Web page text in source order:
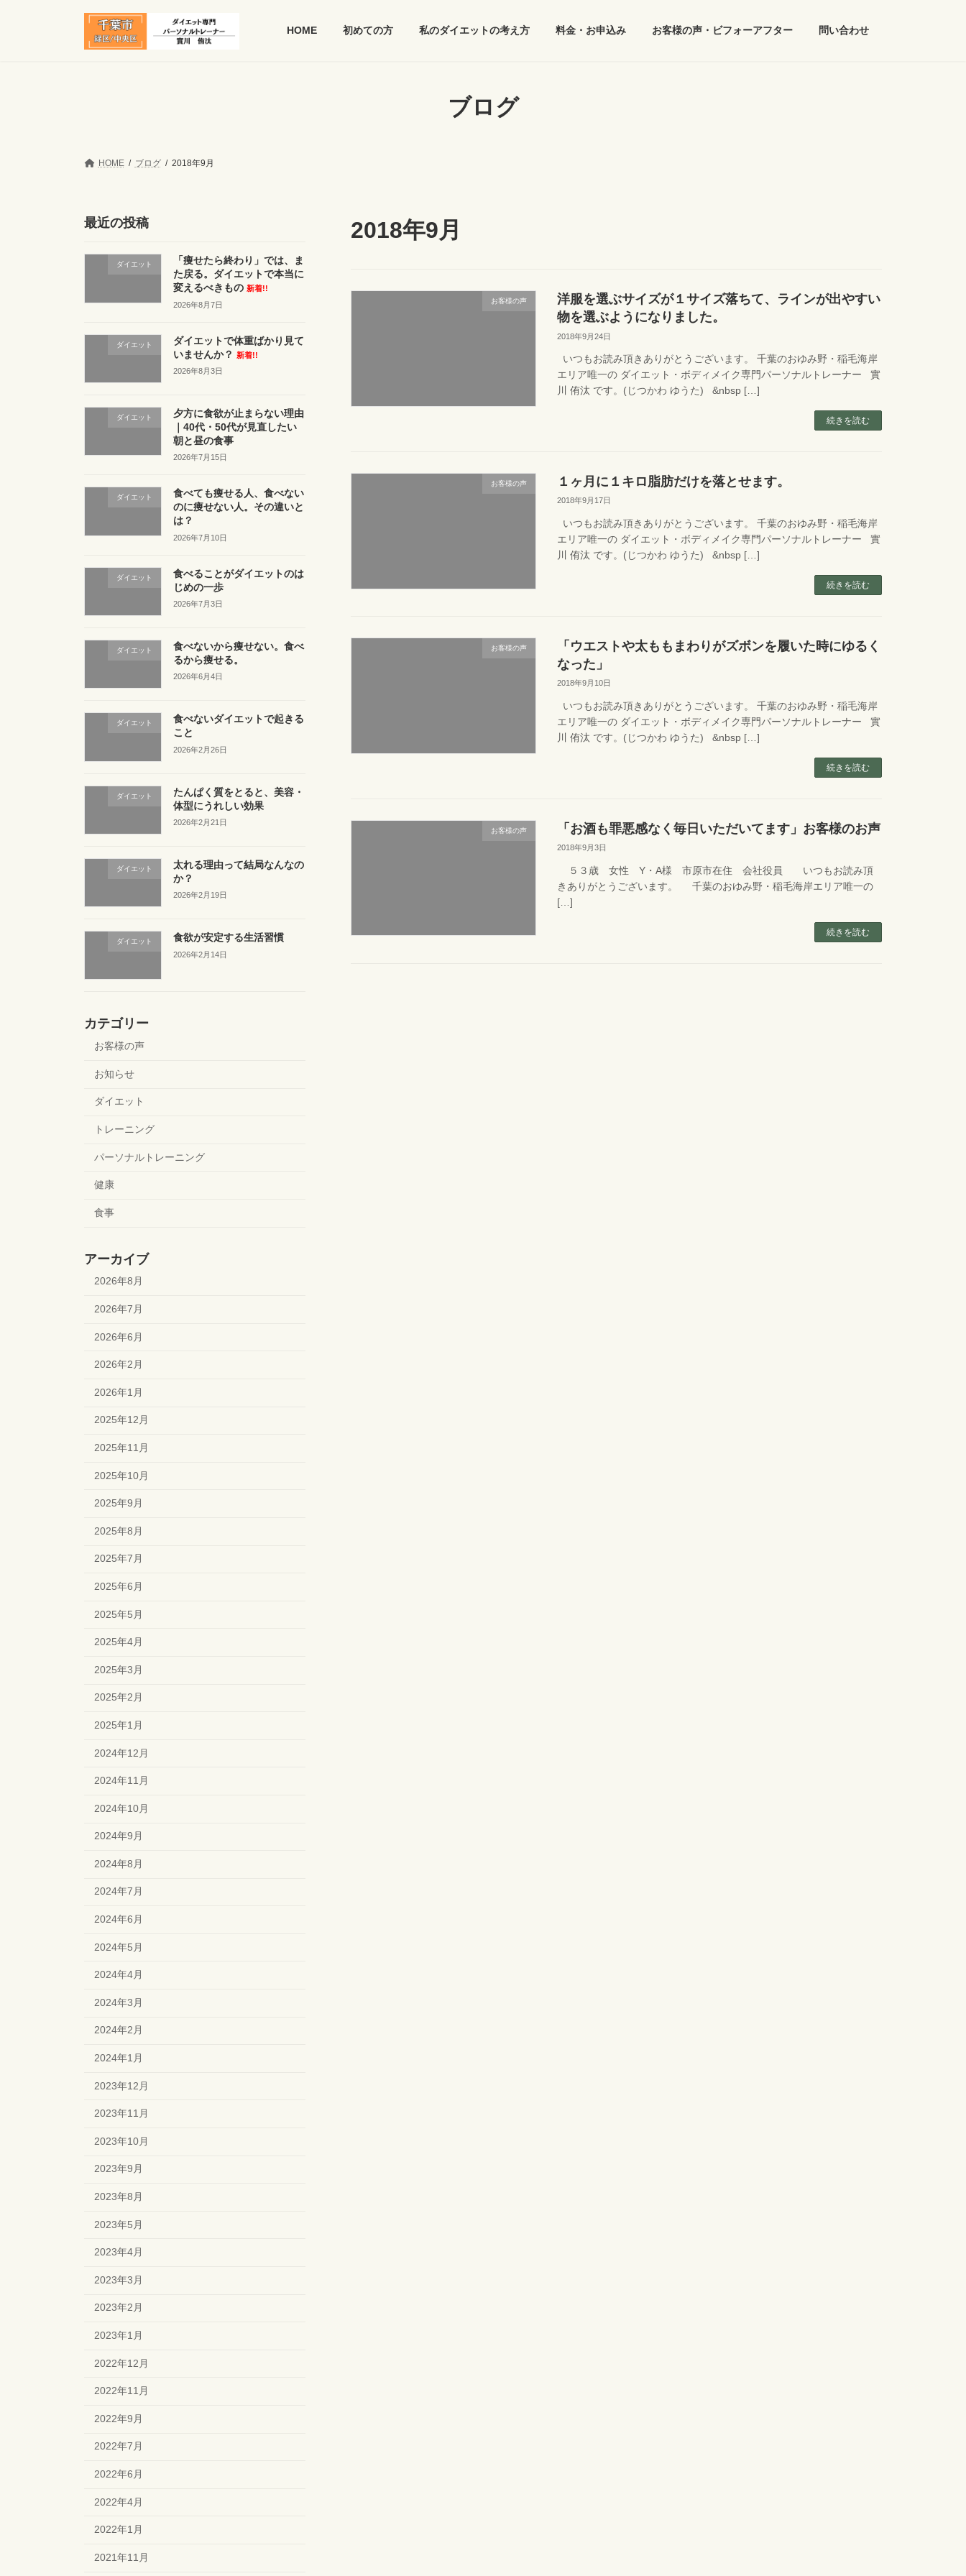
HOME 初めての方 私のダイエットの考え方 料金・お申込み お客様の声・ビフォーアフター 問い合わせ
ブログ
HOME ブログ 2018年9月
2018年9月
お客様の声
洋服を選ぶサイズが１サイズ落ちて、ラインが出やすい
物を選ぶようになりました。
2018年9月24日
いつもお読み頂きありがとうございます。 千葉のおゆみ野・稲毛海岸
エリア唯一の ダイエット・ボディメイク専門パーソナルトレーナー 實
川 侑汰 です。(じつかわ ゆうた) &nbsp […]
続きを読む
お客様の声 １ヶ月に１キロ脂肪だけを落とせます。
2018年9月17日
いつもお読み頂きありがとうございます。 千葉のおゆみ野・稲毛海岸
エリア唯一の ダイエット・ボディメイク専門パーソナルトレーナー 實
川 侑汰 です。(じつかわ ゆうた) &nbsp […]
続きを読む
お客様の声
「ウエストや太ももまわりがズボンを履いた時にゆるく
なった」
2018年9月10日
いつもお読み頂きありがとうございます。 千葉のおゆみ野・稲毛海岸
エリア唯一の ダイエット・ボディメイク専門パーソナルトレーナー 實
川 侑汰 です。(じつかわ ゆうた) &nbsp […]
続きを読む
お客様の声 「お酒も罪悪感なく毎日いただいてます」お客様のお声
2018年9月3日
５３歳 女性 Y・A様 市原市在住 会社役員 いつもお読み頂
きありがとうございます。 千葉のおゆみ野・稲毛海岸エリア唯一の
[…]
続きを読む
最近の投稿
ダイエット
「痩せたら終わり」では、ま
た戻る。ダイエットで本当に
変えるべきもの 新着!!
2026年8月7日
ダイエット
ダイエットで体重ばかり見て
いませんか？ 新着!!
2026年8月3日
ダイエット
夕方に食欲が止まらない理由
｜40代・50代が見直したい
朝と昼の食事
2026年7月15日
ダイエット
食べても痩せる人、食べない
のに痩せない人。その違いと
は？
2026年7月10日
ダイエット
食べることがダイエットのは
じめの一歩
2026年7月3日
ダイエット
食べないから痩せない。食べ
るから痩せる。
2026年6月4日
ダイエット
食べないダイエットで起きる
こと
2026年2月26日
ダイエット
たんぱく質をとると、美容・
体型にうれしい効果
2026年2月21日
ダイエット
太れる理由って結局なんなの
か？
2026年2月19日
ダイエット 食欲が安定する生活習慣
2026年2月14日
カテゴリー
お客様の声
お知らせ
ダイエット
トレーニング
パーソナルトレーニング
健康
食事
アーカイブ
2026年8月
2026年7月
2026年6月
2026年2月
2026年1月
2025年12月
2025年11月
2025年10月
2025年9月
2025年8月
2025年7月
2025年6月
2025年5月
2025年4月
2025年3月
2025年2月
2025年1月
2024年12月
2024年11月
2024年10月
2024年9月
2024年8月
2024年7月
2024年6月
2024年5月
2024年4月
2024年3月
2024年2月
2024年1月
2023年12月
2023年11月
2023年10月
2023年9月
2023年8月
2023年5月
2023年4月
2023年3月
2023年2月
2023年1月
2022年12月
2022年11月
2022年9月
2022年7月
2022年6月
2022年4月
2022年1月
2021年11月